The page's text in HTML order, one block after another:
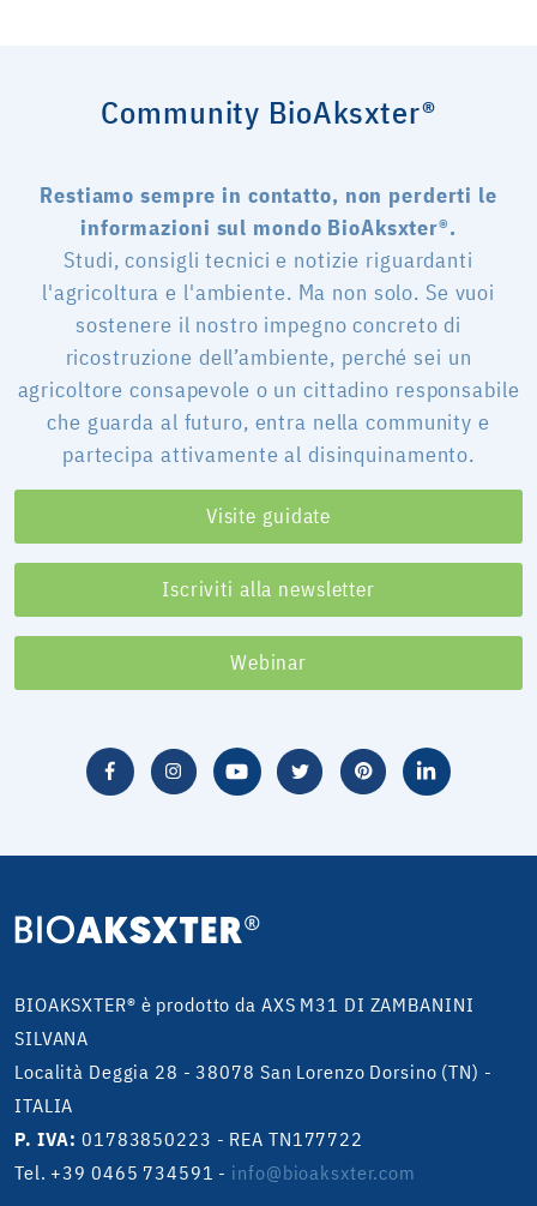
Community BioAksxter®
Restiamo sempre in contatto, non perderti le
informazioni sul mondo BioAksxter®.
Studi, consigli tecnici e notizie riguardanti
l'agricoltura e l'ambiente. Ma non solo. Se vuoi
sostenere il nostro impegno concreto di
ricostruzione dell’ambiente, perché sei un
agricoltore consapevole o un cittadino responsabile
che guarda al futuro, entra nella community e
partecipa attivamente al disinquinamento.
Visite guidate
Iscriviti alla newsletter
Webinar
BIOAKSXTER® è prodotto da AXS M31 DI ZAMBANINI
SILVANA
Località Deggia 28 - 38078 San Lorenzo Dorsino (TN) -
ITALIA
P. IVA: 01783850223 - REA TN177722
Tel. +39 0465 734591 - info@bioaksxter.com